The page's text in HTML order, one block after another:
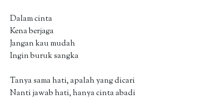
Dalam cinta
Kena berjaga
Jangan kau mudah
Ingin buruk sangka
Tanya sama hati, apalah yang dicari
Nanti jawab hati, hanya cinta abadi